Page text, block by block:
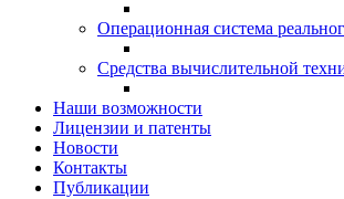
Операционная система
Средства вычислительной
Наши возможности
Лицензии и патенты
Новости
Контакты
Публикации